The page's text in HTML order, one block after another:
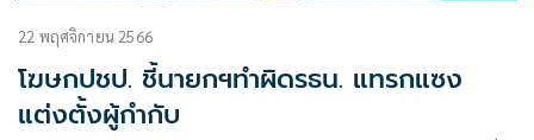
22 พฤศจิกายน 2566
โฆษกปชป. ชี้นายกฯทำผิดรธน. แทรกแซง
แต่งตั้งผู้กำกับ